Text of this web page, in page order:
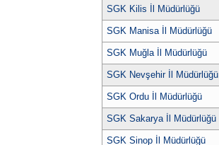
SGK Kilis İl Müdürlüğü
SGK Manisa İl Müdürlüğü
SGK Muğla İl Müdürlüğü
SGK Nevşehir İl Müdürlüğü
SGK Ordu İl Müdürlüğü
SGK Sakarya İl Müdürlüğü
SGK Sinop İl Müdürlüğü